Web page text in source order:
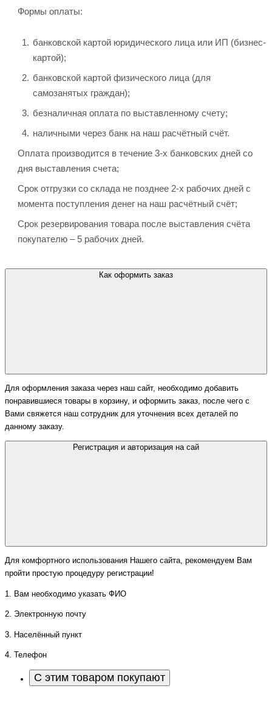
Формы оплаты:
банковской картой юридического лица или ИП (бизнес-
картой);
банковской картой физического лица (для
самозанятых граждан);
безналичная оплата по выставленному счету;
наличными через банк на наш расчётный счёт.
Оплата производится в течение 3-х банковских дней со
дня выставления счета;
Срок отгрузки со склада не позднее 2-х рабочих дней с
момента поступления денег на наш расчётный счёт;
Срок резервирования товара после выставления счёта
покупателю – 5 рабочих дней.
Как оформить заказ
Для оформления заказа через наш сайт, необходимо добавить
понравившиеся товары в корзину, и оформить заказ, после чего с
Вами свяжется наш сотрудник для уточнения всех деталей по
данному заказу.
Регистрация и авторизация на сай
Для комфортного использования Нашего сайта, рекомендуем Вам
пройти простую процедуру регистрации!
1. Вам необходимо указать ФИО
2. Электронную почту
3. Населённый пункт
4. Телефон
С этим товаром покупают